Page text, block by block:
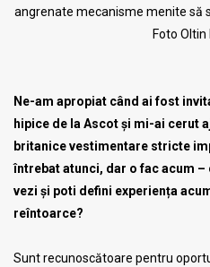
angrenate mecanisme menite să
Foto Oltin
Ne-am apropiat când ai fost
hipice de la Ascot și mi-ai cerut
britanice vestimentare stricte
întrebat atunci, dar o fac acum –
vezi și poti defini experiența
reîntoarce?
Sunt recunoscătoare pentru